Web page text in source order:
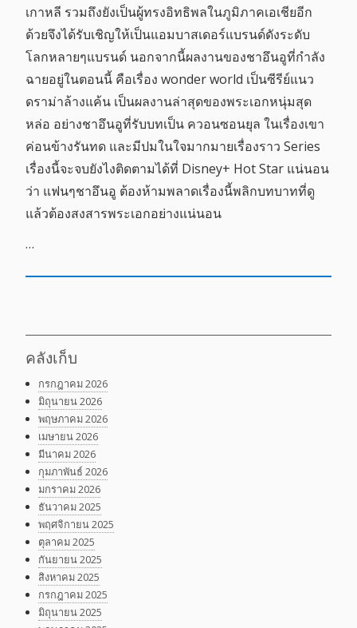
เกาหลี รวมถึงยังเป็นผู้ทรงอิทธิพลในภูมิภาคเอเชียอีก
ด้วยจึงได้รับเชิญให้เป็นแอมบาสเดอร์แบรนด์ดังระดับ
โลกหลายๆแบรนด์ นอกจากนี้ผลงานของชาอึนอูที่กำลัง
ฉายอยู่ในตอนนี้ คือเรื่อง wonder world เป็นซีรีย์แนว
ดราม่าล้างแค้น เป็นผลงานล่าสุดของพระเอกหนุ่มสุด
หล่อ อย่างชาอึนอูที่รับบทเป็น ควอนซอนยุล ในเรื่องเขา
ค่อนข้างรันทด และมีปมในใจมากมายเรื่องราว Series
เรื่องนี้จะจบยังไงติดตามได้ที่ Disney+ Hot Star แน่นอน
ว่า แฟนๆชาอึนอู ต้องห้ามพลาดเรื่องนี้พลิกบทบาทที่ดู
แล้วต้องสงสารพระเอกอย่างแน่นอน
…
คลังเก็บ
กรกฎาคม 2026
มิถุนายน 2026
พฤษภาคม 2026
เมษายน 2026
มีนาคม 2026
กุมภาพันธ์ 2026
มกราคม 2026
ธันวาคม 2025
พฤศจิกายน 2025
ตุลาคม 2025
กันยายน 2025
สิงหาคม 2025
กรกฎาคม 2025
มิถุนายน 2025